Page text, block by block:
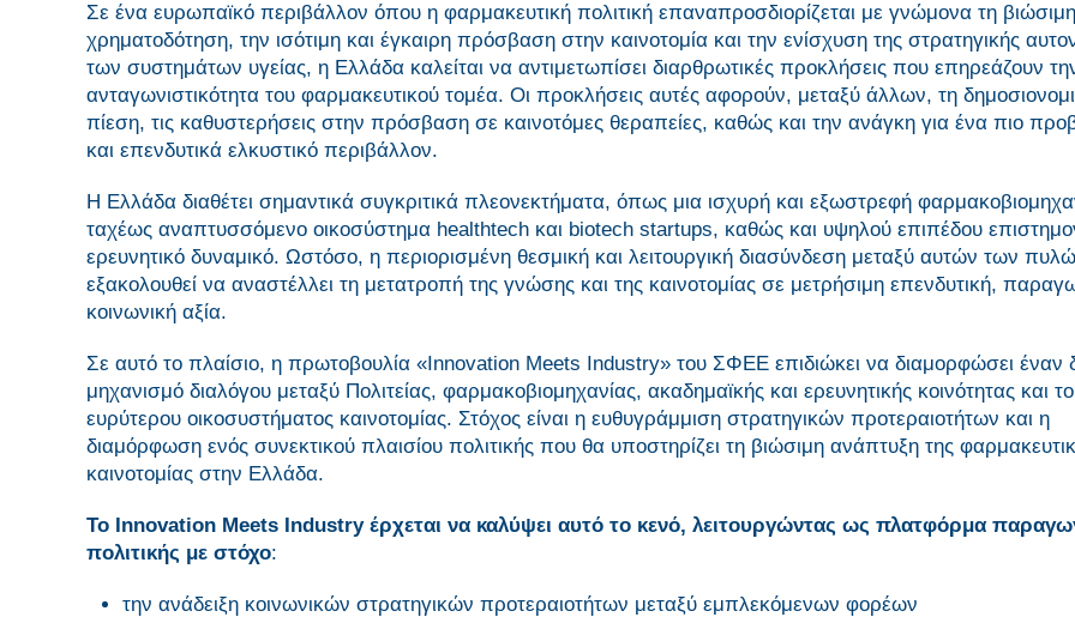
Σε ένα ευρωπαϊκό περιβάλλον όπου η φαρμακευτική πολιτική επαναπροσδιορίζεται με γνώμονα τη βιώσιμη
χρηματοδότηση, την ισότιμη και έγκαιρη πρόσβαση στην καινοτομία και την ενίσχυση της στρατηγικής
των συστημάτων υγείας, η Ελλάδα καλείται να αντιμετωπίσει διαρθρωτικές προκλήσεις που επηρεάζουν
ανταγωνιστικότητα του φαρμακευτικού τομέα. Οι προκλήσεις αυτές αφορούν, μεταξύ άλλων, τη
πίεση, τις καθυστερήσεις στην πρόσβαση σε καινοτόμες θεραπείες, καθώς και την ανάγκη για ένα πιο
και επενδυτικά ελκυστικό περιβάλλον.
Η Ελλάδα διαθέτει σημαντικά συγκριτικά πλεονεκτήματα, όπως μια ισχυρή και εξωστρεφή
ταχέως αναπτυσσόμενο οικοσύστημα healthtech και biotech startups, καθώς και υψηλού επιπέδου
ερευνητικό δυναμικό. Ωστόσο, η περιορισμένη θεσμική και λειτουργική διασύνδεση μεταξύ αυτών των
εξακολουθεί να αναστέλλει τη μετατροπή της γνώσης και της καινοτομίας σε μετρήσιμη επενδυτική,
κοινωνική αξία.
Σε αυτό το πλαίσιο, η πρωτοβουλία «Innovation Meets Industry» του ΣΦΕΕ επιδιώκει να διαμορφώσει έναν
μηχανισμό διαλόγου μεταξύ Πολιτείας, φαρμακοβιομηχανίας, ακαδημαϊκής και ερευνητικής κοινότητας και
ευρύτερου οικοσυστήματος καινοτομίας. Στόχος είναι η ευθυγράμμιση στρατηγικών προτεραιοτήτων και η
διαμόρφωση ενός συνεκτικού πλαισίου πολιτικής που θα υποστηρίζει τη βιώσιμη ανάπτυξη της
καινοτομίας στην Ελλάδα.
Το Innovation Meets Industry έρχεται να καλύψει αυτό το κενό, λειτουργώντας ως πλατφόρμα
πολιτικής με στόχο:
την ανάδειξη κοινωνικών στρατηγικών προτεραιοτήτων μεταξύ εμπλεκόμενων φορέων